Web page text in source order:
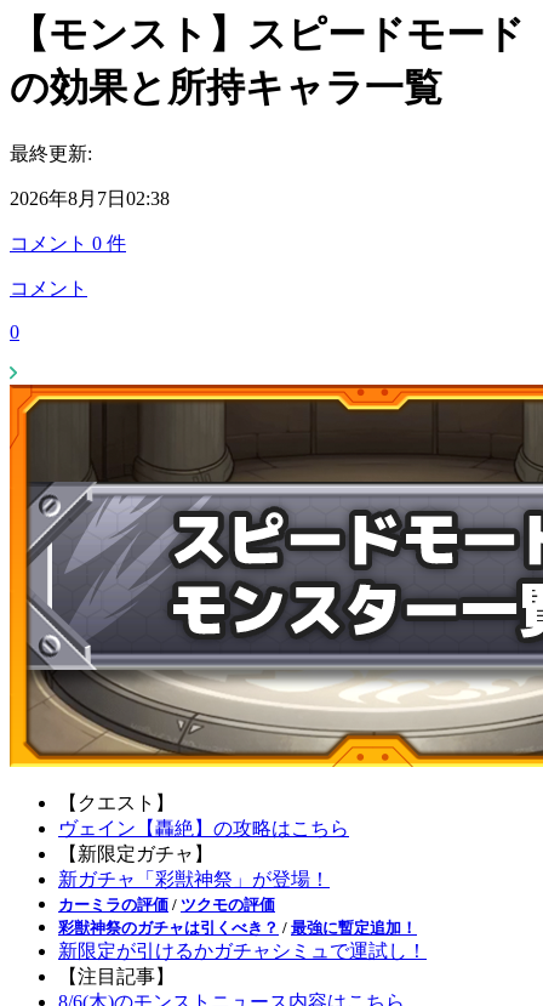
【モンスト】スピードモード
の効果と所持キャラ一覧
最終更新:
2026年8月7日02:38
コメント 0 件
コメント
0
【クエスト】
ヴェイン【轟絶】の攻略はこちら
【新限定ガチャ】
新ガチャ「彩獣神祭」が登場！
カーミラの評価 / ツクモの評価
彩獣神祭のガチャは引くべき？ / 最強に暫定追加！
新限定が引けるかガチャシミュで運試し！
【注目記事】
8/6(木)のモンストニュース内容はこちら